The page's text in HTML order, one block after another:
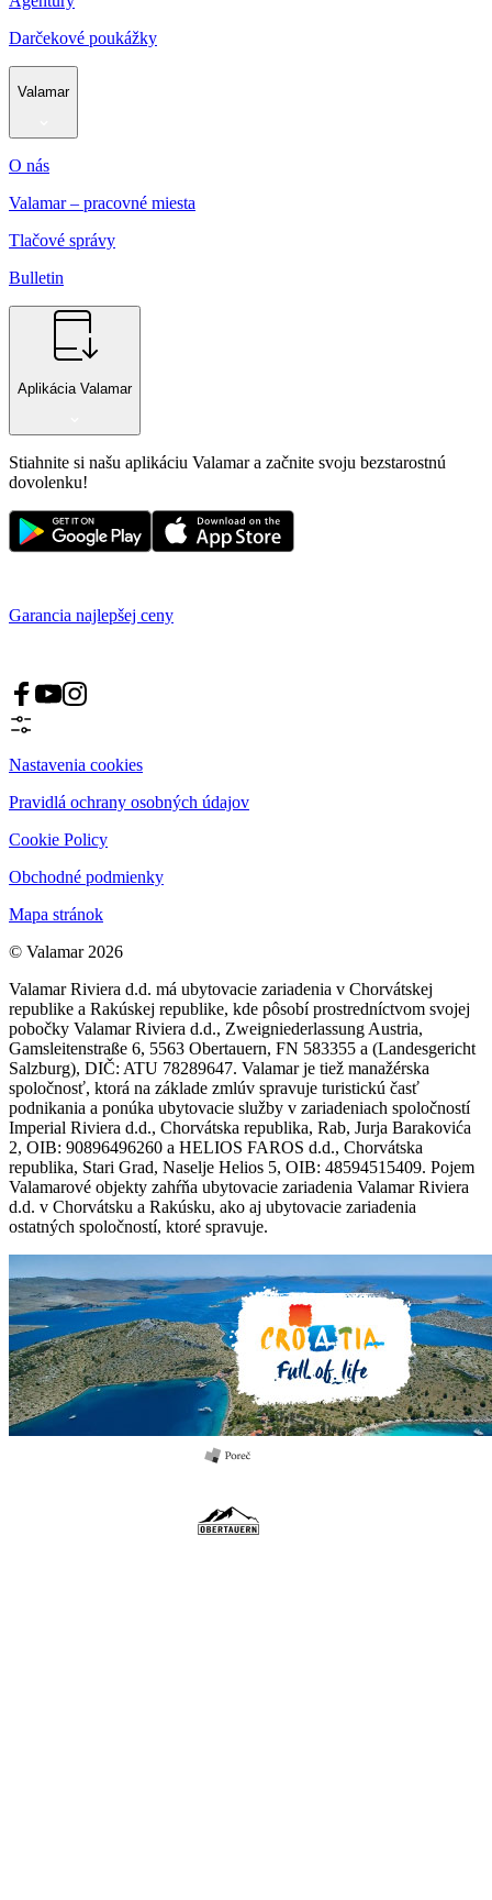
Darčekové poukážky
Valamar
O nás
Valamar – pracovné miesta
Tlačové správy
Bulletin
Aplikácia Valamar
Stiahnite si našu aplikáciu Valamar a začnite svoju bezstarostnú
dovolenku!
Garancia najlepšej ceny
Nastavenia cookies
Pravidlá ochrany osobných údajov
Cookie Policy
Obchodné podmienky
Mapa stránok
© Valamar 2026
Valamar Riviera d.d. má ubytovacie zariadenia v Chorvátskej
republike a Rakúskej republike, kde pôsobí prostredníctvom svojej
pobočky Valamar Riviera d.d., Zweigniederlassung Austria,
Gamsleitenstraße 6, 5563 Obertauern, FN 583355 a (Landesgericht
Salzburg), DIČ: ATU 78289647. Valamar je tiež manažérska
spoločnosť, ktorá na základe zmlúv spravuje turistickú časť
podnikania a ponúka ubytovacie služby v zariadeniach spoločností
Imperial Riviera d.d., Chorvátska republika, Rab, Jurja Barakovića
2, OIB: 90896496260 a HELIOS FAROS d.d., Chorvátska
republika, Stari Grad, Naselje Helios 5, OIB: 48594515409. Pojem
Valamarové objekty zahŕňa ubytovacie zariadenia Valamar Riviera
d.d. v Chorvátsku a Rakúsku, ako aj ubytovacie zariadenia
ostatných spoločností, ktoré spravuje.